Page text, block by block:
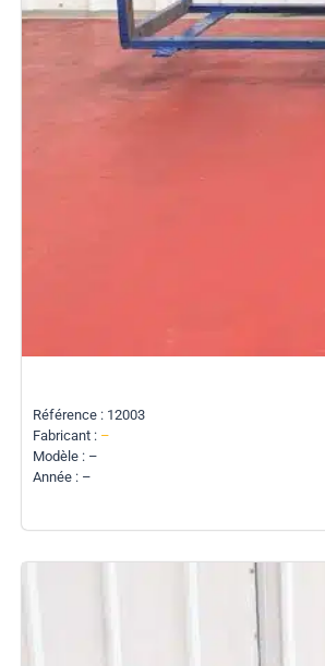
Référence : 12003
Fabricant : –
Modèle : –
Année : –